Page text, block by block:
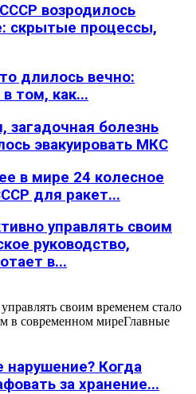
возродилось
скрытые процессы,
длилось вечно:
том, как...
загадочная болезнь
эвакуировать МКС
в мире 24 колесное
для ракет...
управлять своим
руководство,
в...
своим временем стало
в современном миреГлавные
нарушение? Когда
за хранение...